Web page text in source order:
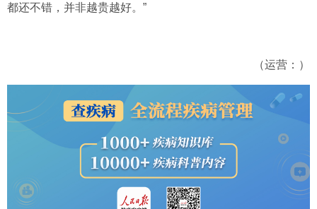
都还不错，并非越贵越好。”
（运营：）